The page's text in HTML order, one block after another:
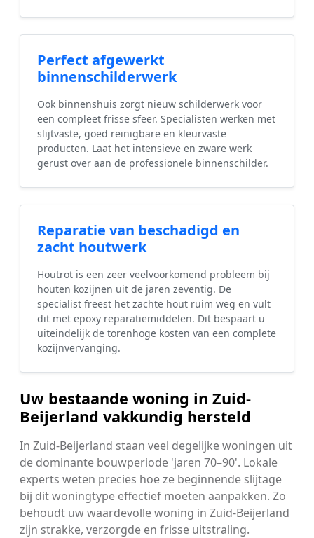
Perfect afgewerkt
binnenschilderwerk
Ook binnenshuis zorgt nieuw schilderwerk voor
een compleet frisse sfeer. Specialisten werken met
slijtvaste, goed reinigbare en kleurvaste
producten. Laat het intensieve en zware werk
gerust over aan de professionele binnenschilder.
Reparatie van beschadigd en
zacht houtwerk
Houtrot is een zeer veelvoorkomend probleem bij
houten kozijnen uit de jaren zeventig. De
specialist freest het zachte hout ruim weg en vult
dit met epoxy reparatiemiddelen. Dit bespaart u
uiteindelijk de torenhoge kosten van een complete
kozijnvervanging.
Uw bestaande woning in Zuid-
Beijerland vakkundig hersteld
In Zuid-Beijerland staan veel degelijke woningen uit
de dominante bouwperiode 'jaren 70–90'. Lokale
experts weten precies hoe ze beginnende slijtage
bij dit woningtype effectief moeten aanpakken. Zo
behoudt uw waardevolle woning in Zuid-Beijerland
zijn strakke, verzorgde en frisse uitstraling.